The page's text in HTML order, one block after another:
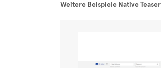
Weitere Beispiele Native Teaser